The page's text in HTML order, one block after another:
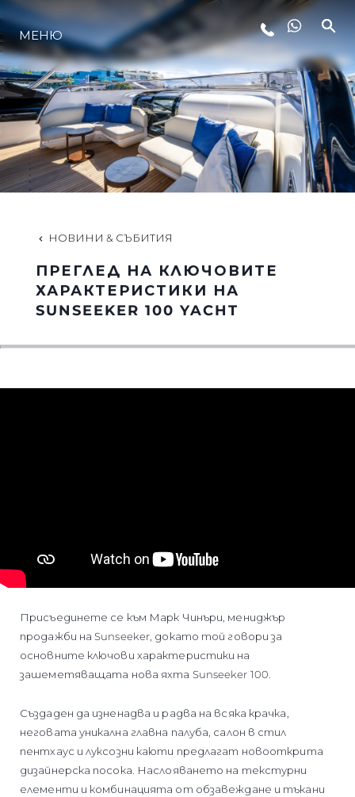
ЛАЙФСТАЙЛ
ИНОВАЦИЯ
КОМПАНИЯТА
ЕКИПЪТ
НАСЛЕДСТВО
ОЦЕНЕТЕ ВАШАТА ЯХТА
МЕНЮ
НОВИНИ & СЪБИТИЯ
ПРЕГЛЕД НА КЛЮЧОВИТЕ
ХАРАКТЕРИСТИКИ НА
SUNSEEKER 100 YACHT
Присъединете се към Марк Чинъри, мениджър
продажби на Sunseeker, докато той говори за
основните ключови характеристики на
зашеметяващата нова яхта Sunseeker 100.
Създаден да изненадва и радва на всяка крачка,
неговата уникална главна палуба, салон в стил
пентхаус и луксозни каюти предлагат новооткрита
дизайнерска посока. Наслояването на текстурни
елементи и комбинацията от обзавеждане и тъкани